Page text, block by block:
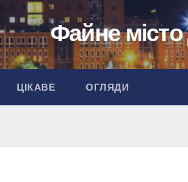
Файне місто
ЦІКАВЕ ОГЛЯДИ